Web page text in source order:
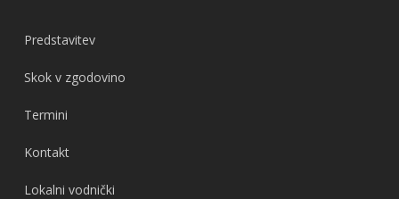
Predstavitev
Skok v zgodovino
Termini
Kontakt
Lokalni vodnički